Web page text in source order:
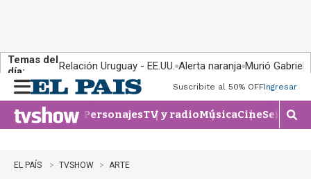
Temas del
día:
Relación Uruguay - EE.UU. Alerta naranja Murió Gabriel
n
u
Suscribite al 50% OFFIngresar
PersonajesTV y radioMúsicaCineSeries
M
o
EL PAÍS TVSHOW ARTE